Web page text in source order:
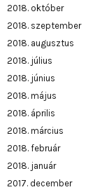
2018. október
2018. szeptember
2018. augusztus
2018. július
2018. június
2018. május
2018. április
2018. március
2018. február
2018. január
2017. december